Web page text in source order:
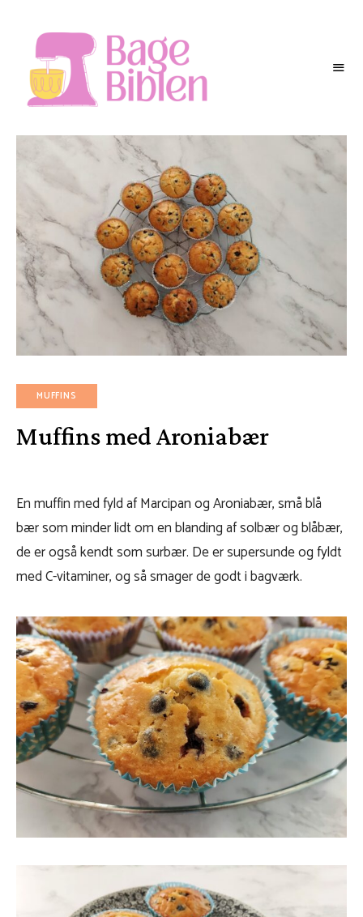
MUFFINS
Muffins med Aroniabær
En muffin med fyld af Marcipan og Aroniabær, små blå
bær som minder lidt om en blanding af solbær og blåbær,
de er også kendt som surbær. De er supersunde og fyldt
med C-vitaminer, og så smager de godt i bagværk.